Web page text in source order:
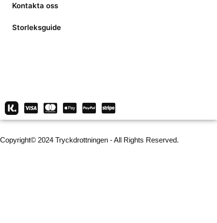
Kontakta oss
Storleksguide
Copyright© 2024 Tryckdrottningen - All Rights Reserved.